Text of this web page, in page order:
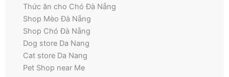
Thức ăn cho Chó Đà Nẵng
Shop Mèo Đà Nẵng
Shop Chó Đà Nẵng
Dog store Da Nang
Cat store Da Nang
Pet Shop near Me